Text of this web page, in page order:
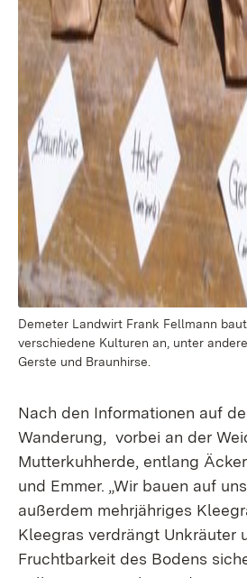
Demeter Landwirt Frank Fellmann
verschiedene Kulturen an, unter
Gerste und Braunhirse.
Nach den Informationen auf
Wanderung, vorbei an der
Mutterkuhherde, entlang
und Emmer. „Wir bauen auf
außerdem mehrjähriges
Kleegras verdrängt Unkräuter
Fruchtbarkeit des Bodens